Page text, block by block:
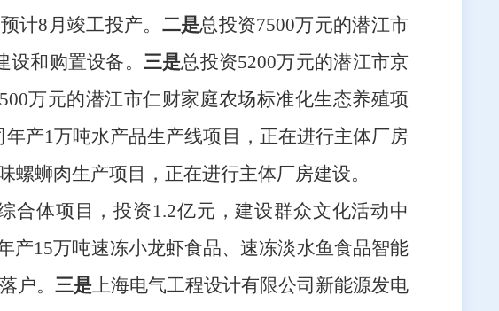
计8月竣工投产。 二是总投资7500万元的潜江市
和购置设备。 三是总投资5200万元的潜江市京
万元的潜江市仁财家庭农场标准化生态养殖项
产1万吨水产品生产线项目，正在进行主体厂房
螺蛳肉生产项目，正在进行主体厂房建设。
合体项目，投资1.2亿元，建设群众文化活动中
产15万吨速冻小龙虾食品、速冻淡水鱼食品智能
户。 三是上海电气工程设计有限公司新能源发电